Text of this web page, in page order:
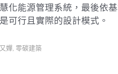
化能源管理系統，最後依
可行且實際的設計模式。
嬋 零碳建築